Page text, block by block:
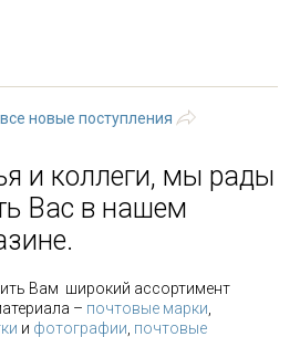
новые поступления
и коллеги, мы рады
Вас в нашем
Вам широкий ассортимент
– почтовые марки
и фотографии почтовые